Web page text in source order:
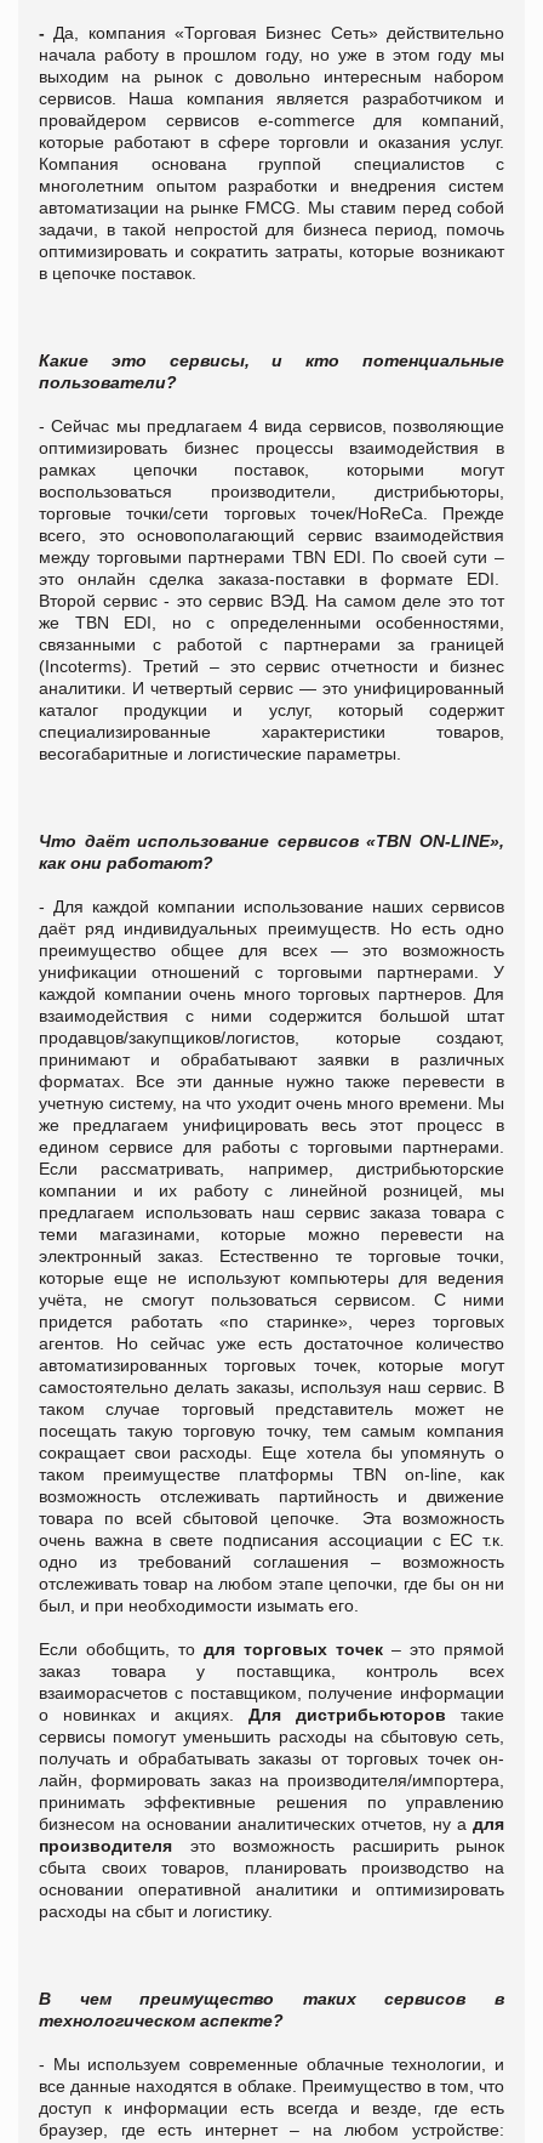
- Да, компания «Торговая Бизнес Сеть» действительно
начала работу в прошлом году, но уже в этом году мы
выходим на рынок с довольно интересным набором
сервисов. Наша компания является разработчиком и
провайдером сервисов е-commerce для компаний,
которые работают в сфере торговли и оказания услуг.
Компания основана группой специалистов с
многолетним опытом разработки и внедрения систем
автоматизации на рынке FMCG. Мы ставим перед собой
задачи, в такой непростой для бизнеса период, помочь
оптимизировать и сократить затраты, которые возникают
в цепочке поставок.
Какие это сервисы, и кто потенциальные
пользователи?
- Сейчас мы предлагаем 4 вида сервисов, позволяющие
оптимизировать бизнес процессы взаимодействия в
рамках цепочки поставок, которыми могут
воспользоваться производители, дистрибьюторы,
торговые точки/сети торговых точек/HoReCa. Прежде
всего, это основополагающий сервис взаимодействия
между торговыми партнерами TBN EDI. По своей сути –
это онлайн сделка заказа-поставки в формате EDI.
Второй сервис - это сервис ВЭД. На самом деле это тот
же TBN EDI, но с определенными особенностями,
связанными с работой с партнерами за границей
(Incoterms). Третий – это сервис отчетности и бизнес
аналитики. И четвертый сервис — это унифицированный
каталог продукции и услуг, который содержит
специализированные характеристики товаров,
весогабаритные и логистические параметры.
Что даёт использование сервисов «TBN ON-LINE»,
как они работают?
- Для каждой компании использование наших сервисов
даёт ряд индивидуальных преимуществ. Но есть одно
преимущество общее для всех — это возможность
унификации отношений с торговыми партнерами. У
каждой компании очень много торговых партнеров. Для
взаимодействия с ними содержится большой штат
продавцов/закупщиков/логистов, которые создают,
принимают и обрабатывают заявки в различных
форматах. Все эти данные нужно также перевести в
учетную систему, на что уходит очень много времени. Мы
же предлагаем унифицировать весь этот процесс в
едином сервисе для работы с торговыми партнерами.
Если рассматривать, например, дистрибьюторские
компании и их работу с линейной розницей, мы
предлагаем использовать наш сервис заказа товара с
теми магазинами, которые можно перевести на
электронный заказ. Естественно те торговые точки,
которые еще не используют компьютеры для ведения
учёта, не смогут пользоваться сервисом. С ними
придется работать «по старинке», через торговых
агентов. Но сейчас уже есть достаточное количество
автоматизированных торговых точек, которые могут
самостоятельно делать заказы, используя наш сервис. В
таком случае торговый представитель может не
посещать такую торговую точку, тем самым компания
сокращает свои расходы. Еще хотела бы упомянуть о
таком преимуществе платформы TBN on-line, как
возможность отслеживать партийность и движение
товара по всей сбытовой цепочке. Эта возможность
очень важна в свете подписания ассоциации с ЕС т.к.
одно из требований соглашения – возможность
отслеживать товар на любом этапе цепочки, где бы он ни
был, и при необходимости изымать его.
Если обобщить, то для торговых точек – это прямой
заказ товара у поставщика, контроль всех
взаиморасчетов с поставщиком, получение информации
о новинках и акциях. Для дистрибьюторов такие
сервисы помогут уменьшить расходы на сбытовую сеть,
получать и обрабатывать заказы от торговых точек он-
лайн, формировать заказ на производителя/импортера,
принимать эффективные решения по управлению
бизнесом на основании аналитических отчетов, ну а для
производителя это возможность расширить рынок
сбыта своих товаров, планировать производство на
основании оперативной аналитики и оптимизировать
расходы на сбыт и логистику.
В чем преимущество таких сервисов в
технологическом аспекте?
- Мы используем современные облачные технологии, и
все данные находятся в облаке. Преимущество в том, что
доступ к информации есть всегда и везде, где есть
браузер, где есть интернет – на любом устройстве: